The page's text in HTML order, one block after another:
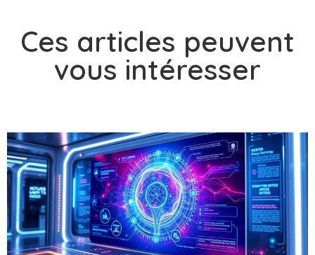
Ces articles peuvent
vous intéresser